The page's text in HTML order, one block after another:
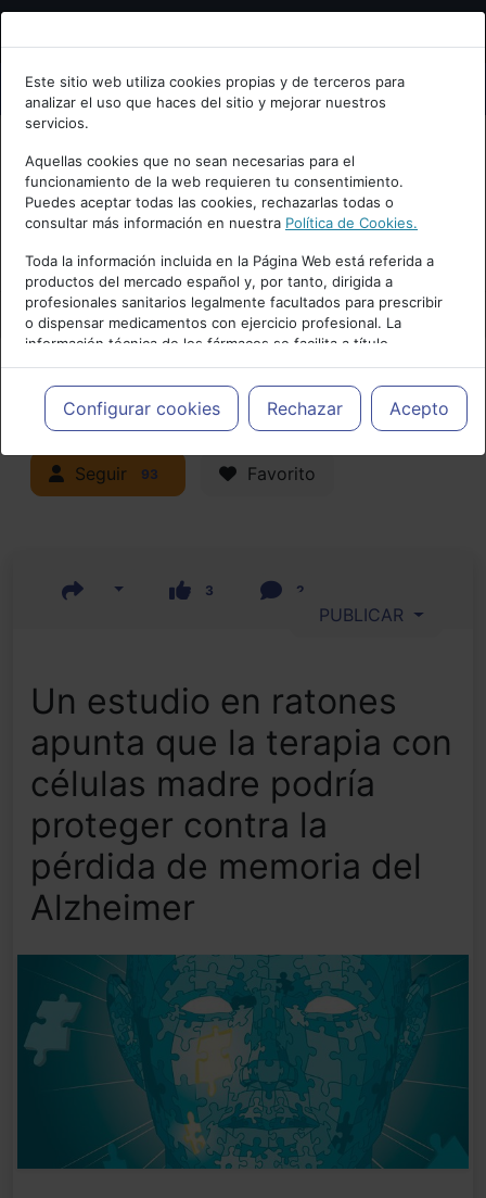
Bienvenid@ a psiquiatria.com
Escribe tu Email
Accede o regístrate con tu email.
Cancelar
Este sitio web utiliza cookies propias y de terceros para
analizar el uso que haces del sitio y mejorar nuestros
servicios.
Aquellas cookies que no sean necesarias para el
funcionamiento de la web requieren tu consentimiento.
Puedes aceptar todas las cookies, rechazarlas todas o
consultar más información en nuestra Política de Cookies.
Toda la información incluida en la Página Web está referida a
productos del mercado español y, por tanto, dirigida a
profesionales sanitarios legalmente facultados para prescribir
o dispensar medicamentos con ejercicio profesional. La
información técnica de los fármacos se facilita a título
meramente informativo, siendo responsabilidad de los
profesionales facultados prescribir medicamentos y decidir, en
cada caso concreto, el tratamiento más adecuado a las
necesidades del paciente.
Configurar cookies Rechazar Acepto
Actualidad y Artículos|Trastornos
neurocognitivos (demencias)
Seguir 93 Favorito
3 2
PUBLICAR
Un estudio en ratones
apunta que la terapia con
células madre podría
proteger contra la
pérdida de memoria del
Alzheimer